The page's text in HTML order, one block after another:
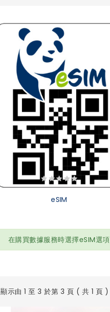
eSIM
在購買數據服務時選擇eSIM選項
顯示由 1 至 3 於第 3 頁 ( 共 1 頁 )